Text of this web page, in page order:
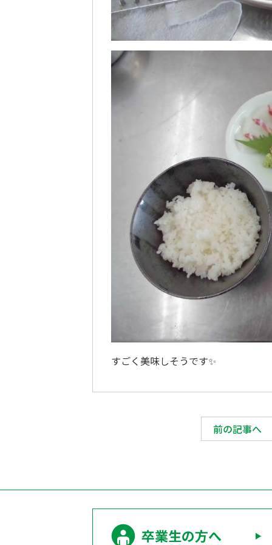
すごく美味しそうです✨
前の記事へ
卒業生の方へ